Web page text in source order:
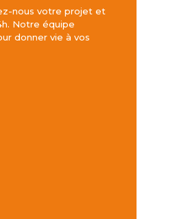
nous votre projet et
Notre équipe
donner vie à vos